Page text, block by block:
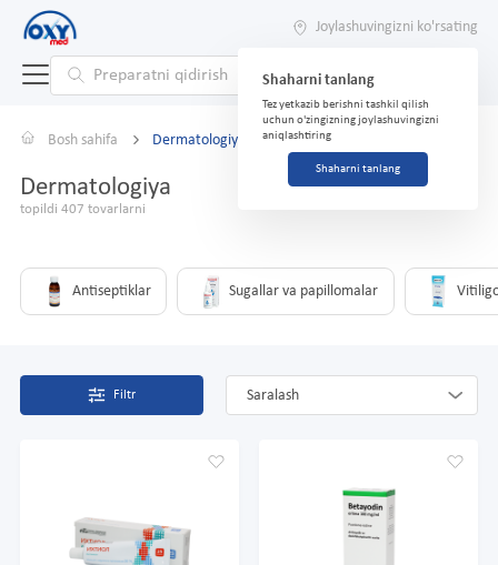
Joylashuvingizni ko'rsating
Shaharni tanlang
Tez yetkazib berishni tashkil qilish
uchun o'zingizning joylashuvingizni
aniqlashtiring
Shaharni tanlang
Bosh sahifa Dermatologiya
Dermatologiya
topildi 407 tovarlarni
Antiseptiklar Sugallar va papillomalar
Filtr Saralash